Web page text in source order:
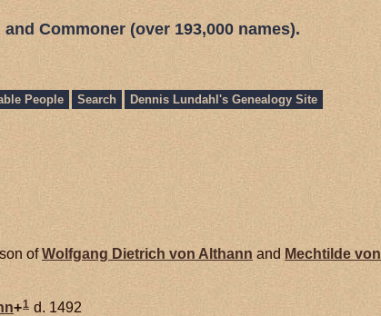
Commoner (over 193,000 names).
People Search Dennis Lundahl's Genealogy Site
ofWolfgang Dietrich von Althann and Mechtilde von
+1 d. 1492